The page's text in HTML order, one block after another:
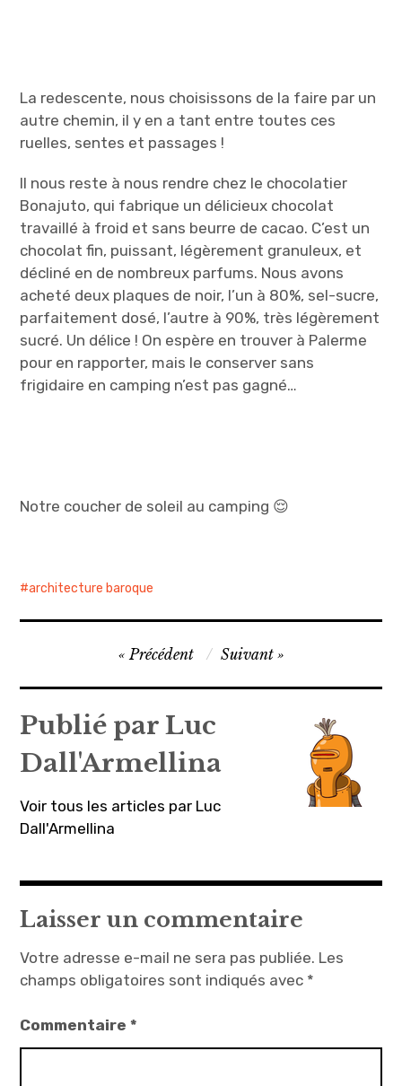
La redescente, nous choisissons de la faire par un
autre chemin, il y en a tant entre toutes ces
ruelles, sentes et passages !
Il nous reste à nous rendre chez le chocolatier
Bonajuto, qui fabrique un délicieux chocolat
travaillé à froid et sans beurre de cacao. C’est un
chocolat fin, puissant, légèrement granuleux, et
décliné en de nombreux parfums. Nous avons
acheté deux plaques de noir, l’un à 80%, sel-sucre,
parfaitement dosé, l’autre à 90%, très légèrement
sucré. Un délice ! On espère en trouver à Palerme
pour en rapporter, mais le conserver sans
frigidaire en camping n’est pas gagné…
Notre coucher de soleil au camping 😌
architecture baroque
Navigation
de
l’article
Précédent Suivant
Publié parLuc
Dall'Armellina
Voir tous les articles par Luc
Dall'Armellina
Laisser un commentaire
Votre adresse e-mail ne sera pas publiée. Les
champs obligatoires sont indiqués avec *
Commentaire*